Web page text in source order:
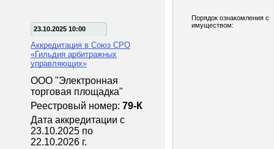
23.10.2025 10:00
Аккредитация в Союз СРО
«Гильдия арбитражных
управляющих»
ООО "Электронная
торговая площадка"
Реестровый номер: 79-К
Дата аккредитации с
23.10.2025 по
22.10.2026 г.
Порядок ознакомления с
имуществом: